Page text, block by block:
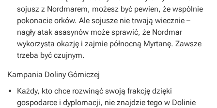
sojusz z Nordmarem, możesz być pewien, że wspólnie
pokonacie orków. Ale sojusze nie trwają wiecznie –
nagły atak asasynów może sprawić, że Nordmar
wykorzysta okazję i zajmie północną Myrtanę. Zawsze
trzeba być czujnym.
Kampania Doliny Górniczej
Każdy, kto chce rozwinąć swoją frakcję dzięki
gospodarce i dyplomacji, nie znajdzie tego w Dolinie